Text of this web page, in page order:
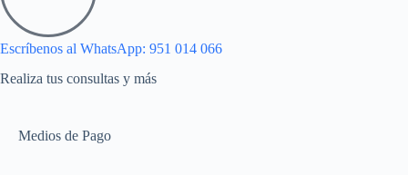
Escríbenos al WhatsApp: 951 014 066
Realiza tus consultas y más
Medios de Pago